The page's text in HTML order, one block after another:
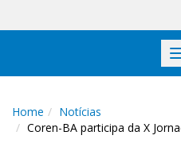
Home
Notícias
Coren-BA participa da X